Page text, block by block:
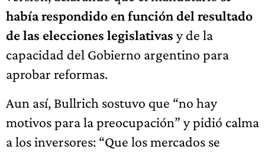
había respondido en función del resultado
de las elecciones legislativas y de la
capacidad del Gobierno argentino para
aprobar reformas.
Aun así, Bullrich sostuvo que “no hay
motivos para la preocupación” y pidió calma
a los inversores: “Que los mercados se